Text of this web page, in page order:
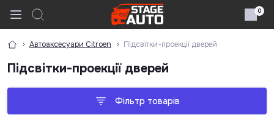
0
Автоаксесуари Citroen Підсвітки-проекції дверей
Підсвітки-проекції дверей
Фільтр товарів